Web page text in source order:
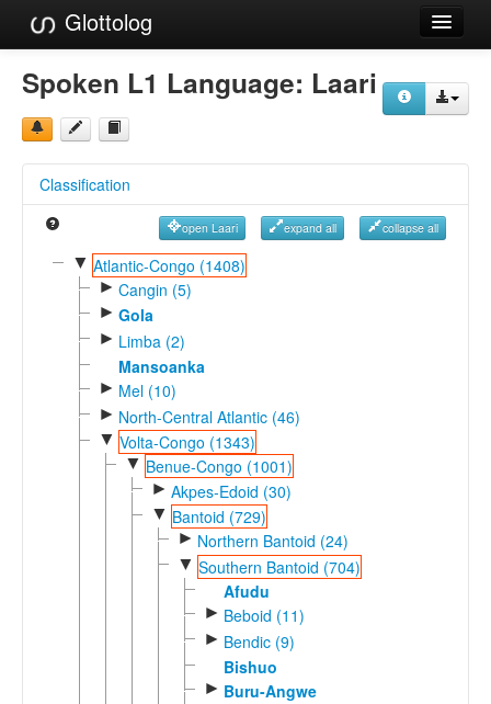
Glottolog
Languages
Families
References
Reference Search
GlottoScope
Spoken L1 Language: Laari
Classification
open Laari expand all collapse all
▼ Atlantic-Congo (1408)
► Cangin (5)
► Gola
► Limba (2)
Mansoanka
► Mel (10)
► North-Central Atlantic (46)
▼ Volta-Congo (1343)
▼ Benue-Congo (1001)
► Akpes-Edoid (30)
▼ Bantoid (729)
► Northern Bantoid (24)
▼ Southern Bantoid (704)
Afudu
► Beboid (11)
► Bendic (9)
Bishuo
► Buru-Angwe